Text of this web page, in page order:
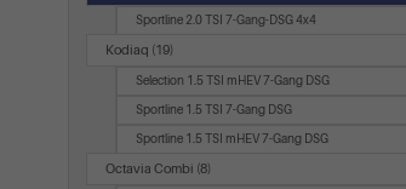
Sportline 2.0 TSI 7-Gang-DSG 4x4
Kodiaq (19)
Selection 1.5 TSI mHEV 7-Gang DSG
Sportline 1.5 TSI 7-Gang DSG
Sportline 1.5 TSI mHEV 7-Gang DSG
Octavia Combi (8)